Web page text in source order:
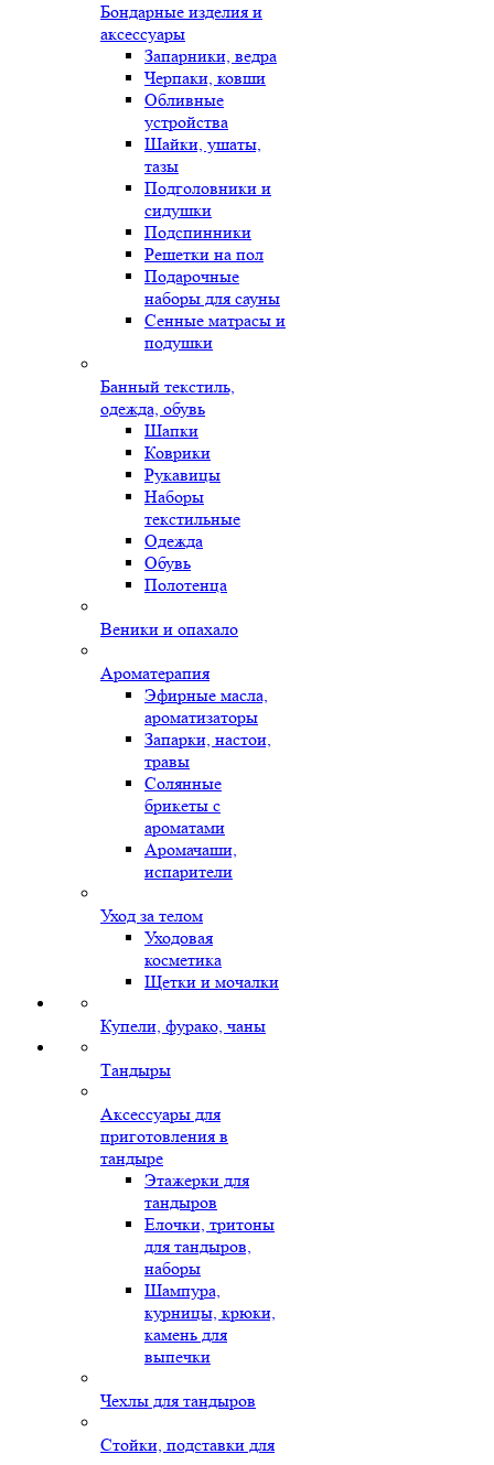
Бондарные изделия и
аксессуары
Запарники, ведра
Черпаки, ковши
Обливные
устройства
Шайки, ушаты,
тазы
Подголовники и
сидушки
Подспинники
Решетки на пол
Подарочные
наборы для сауны
Сенные матрасы и
подушки
Банный текстиль,
одежда, обувь
Шапки
Коврики
Рукавицы
Наборы
текстильные
Одежда
Обувь
Полотенца
Веники и опахало
Ароматерапия
Эфирные масла,
ароматизаторы
Запарки, настои,
травы
Солянные
брикеты с
ароматами
Аромачаши,
испарители
Уход за телом
Уходовая
косметика
Щетки и мочалки
Купели, фурако, чаны
Тандыры
Аксессуары для
приготовления в
тандыре
Этажерки для
тандыров
Елочки, тритоны
для тандыров,
наборы
Шампура,
курницы, крюки,
камень для
выпечки
Чехлы для тандыров
Стойки, подставки для